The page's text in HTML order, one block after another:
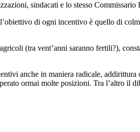
sindacati e lo stesso Commissario
di ogni incentivo è quello di
(tra vent’anni saranno fertili?),
anche in maniera radicale,
ormai molte posizioni. Tra l’altro il